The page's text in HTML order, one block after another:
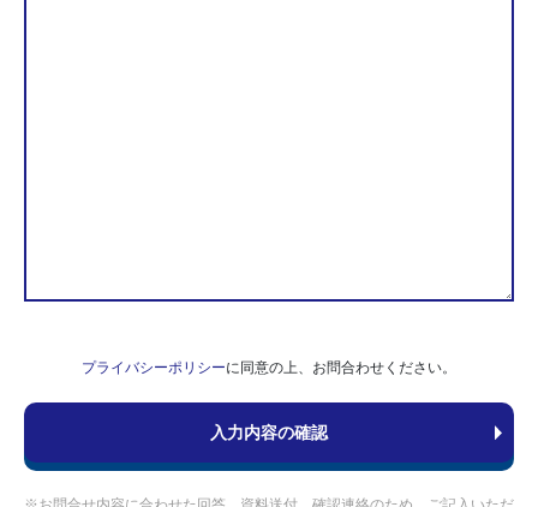
プライバシーポリシーに同意の上、お問合わせください。